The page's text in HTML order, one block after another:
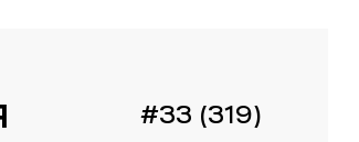
#33 (319)